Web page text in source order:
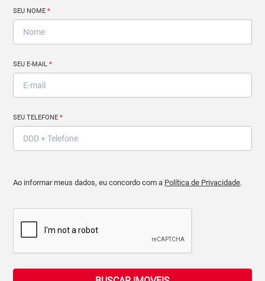
SEU NOME*
SEU E-MAIL*
SEU TELEFONE*
Ao informar meus dados, eu concordo com a Política de Privacidade.